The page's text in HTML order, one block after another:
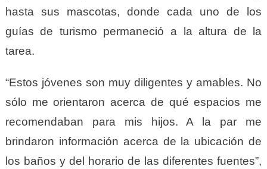
hasta sus mascotas, donde cada uno de los
guías de turismo permaneció a la altura de la
tarea.
“Estos jóvenes son muy diligentes y amables. No
sólo me orientaron acerca de qué espacios me
recomendaban para mis hijos. A la par me
brindaron información acerca de la ubicación de
los baños y del horario de las diferentes fuentes”,